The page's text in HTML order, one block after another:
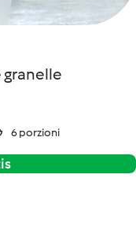
granelle
6 porzioni